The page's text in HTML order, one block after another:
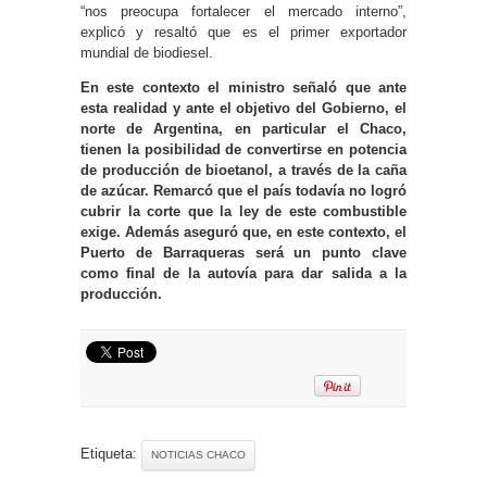
“nos preocupa fortalecer el mercado interno”,
explicó y resaltó que es el primer exportador
mundial de biodiesel.
En este contexto el ministro señaló que ante
esta realidad y ante el objetivo del Gobierno, el
norte de Argentina, en particular el Chaco,
tienen la posibilidad de convertirse en potencia
de producción de bioetanol, a través de la caña
de azúcar. Remarcó que el país todavía no logró
cubrir la corte que la ley de este combustible
exige. Además aseguró que, en este contexto, el
Puerto de Barraqueras será un punto clave
como final de la autovía para dar salida a la
producción.
Etiqueta: NOTICIAS CHACO